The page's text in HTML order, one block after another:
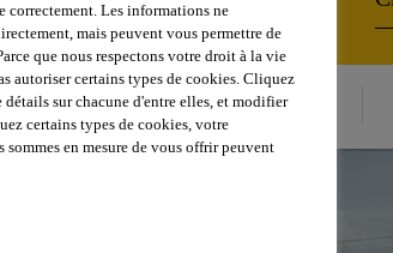
&
Béton
Renforcement
Structurel
correctement. Les informations ne
mais peuvent vous permettre de
que nous respectons votre droit à la vie
autoriser certains types de cookies. Cliquez
sur chacune d'entre elles, et modifier
certains types de cookies, votre
en mesure de vous offrir peuvent